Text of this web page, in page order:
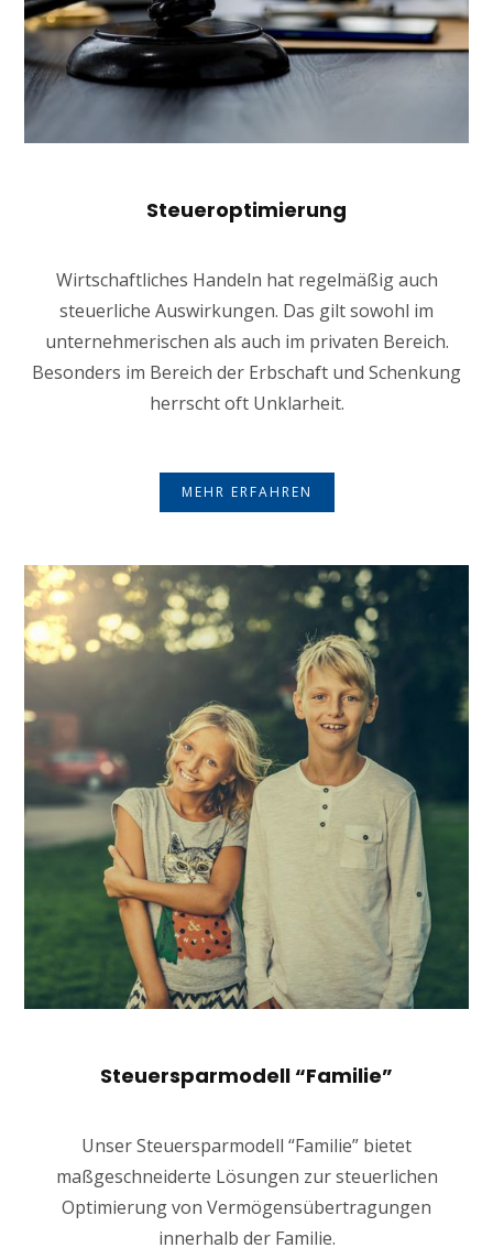
Steueroptimierung
Wirtschaftliches Handeln hat regelmäßig auch
steuerliche Auswirkungen. Das gilt sowohl im
unternehmerischen als auch im privaten Bereich.
Besonders im Bereich der Erbschaft und Schenkung
herrscht oft Unklarheit.
MEHR ERFAHREN
Steuersparmodell “Familie”
Unser Steuersparmodell “Familie” bietet
maßgeschneiderte Lösungen zur steuerlichen
Optimierung von Vermögensübertragungen
innerhalb der Familie.